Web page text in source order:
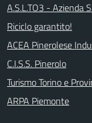
A.S.L.TO3 - Azienda
Riciclo garantito!
ACEA Pinerolese
C.I.S.S. Pinerolo
Turismo Torino e
ARPA Piemonte